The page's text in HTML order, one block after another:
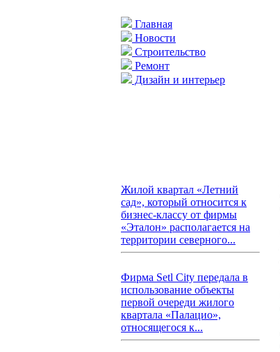
Главная
Новости
Строительство
Ремонт
Дизайн и интерьер
Жилой квартал «Летний
сад», который относится к
бизнес-классу от фирмы
«Эталон» располагается на
территории северного...
Фирма Setl City передала в
использование объекты
первой очереди жилого
квартала «Палацио»,
относящегося к...